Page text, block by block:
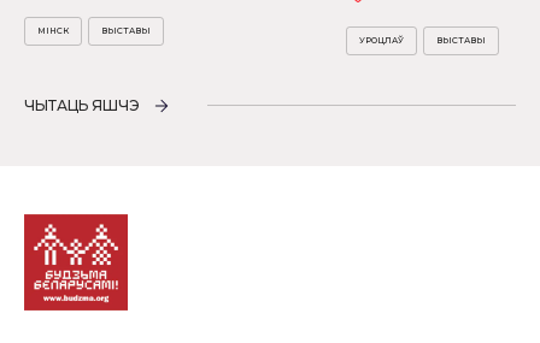
МІНСК ВЫСТАВЫ
УРОЦЛАЎ ВЫСТАВЫ
ЧЫТАЦЬ ЯШЧЭ